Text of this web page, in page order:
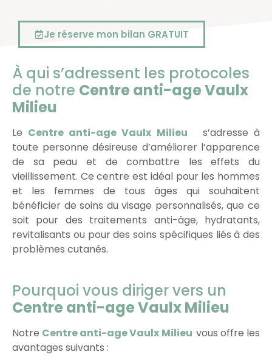
Je réserve mon bilan GRATUIT
À qui s’adressent les protocoles
de notre Centre anti-age Vaulx
Milieu
Le Centre anti-age Vaulx Milieu
s’adresse à
toute personne désireuse d’améliorer l’apparence
de sa peau et de combattre les effets du
vieillissement. Ce centre est idéal pour les hommes
et les femmes de tous âges qui souhaitent
bénéficier de soins du visage personnalisés, que ce
soit pour des traitements anti-âge, hydratants,
revitalisants ou pour des soins spécifiques liés à des
problèmes cutanés.
Pourquoi vous diriger vers un
Centre anti-age Vaulx Milieu
Notre Centre anti-age Vaulx Milieu vous offre les
avantages suivants :